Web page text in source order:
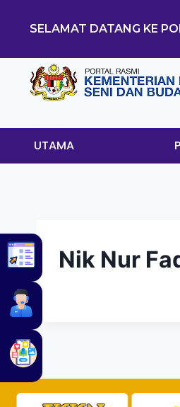
SELAMAT DATANG KE
UTAMA
Nik Nur